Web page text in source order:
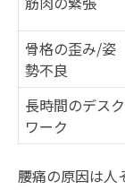
骨格の歪み/姿
勢不良
長時間のデスク
ワーク
腰痛の原因は人